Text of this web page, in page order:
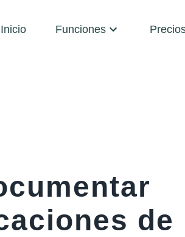
Inicio Funciones
de